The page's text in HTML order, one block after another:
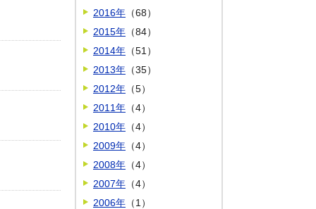
2016年 （68）
2015年 （84）
2014年 （51）
2013年 （35）
2012年 （5）
2011年 （4）
2010年 （4）
2009年 （4）
2008年 （4）
2007年 （4）
2006年 （1）